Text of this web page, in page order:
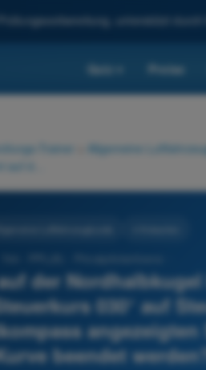
unterstützt durch
Quiz Preise
Trainer Allgemeine
der
030° auf
beendet